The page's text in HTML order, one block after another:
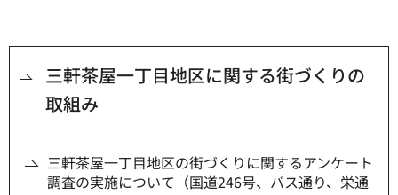
三軒茶屋一丁目地区に関する街づくりの
取組み
三軒茶屋一丁目地区の街づくりに関するアンケート
調査の実施について（国道246号、バス通り、栄通